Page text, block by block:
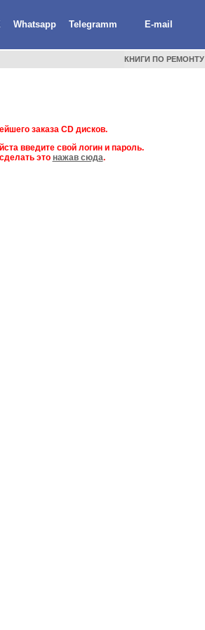
Whatsapp Telegramm E-mail
КНИГИ ПО РЕМОНТУ
заказа CD дисков.
введите свой логин и пароль.
это нажав сюда.